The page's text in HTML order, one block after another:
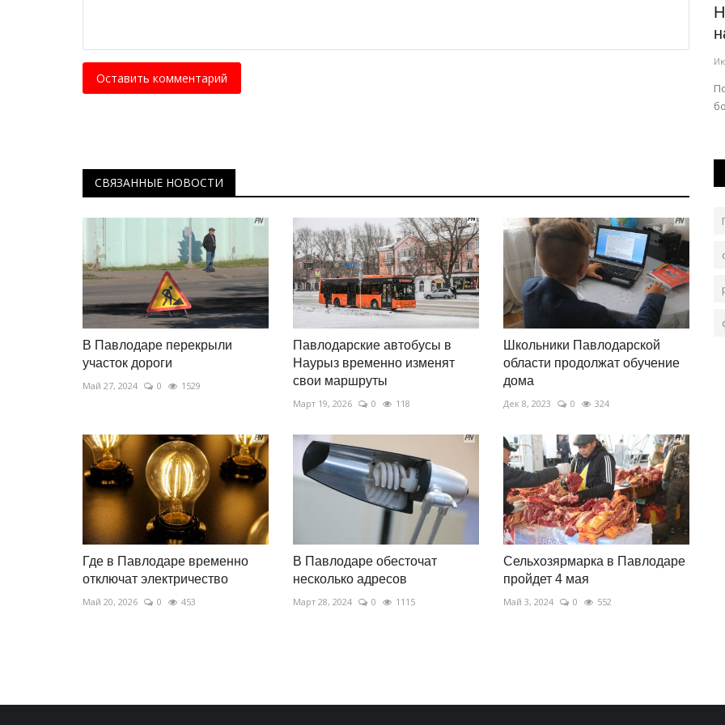
Оставить комментарий
СВЯЗАННЫЕ НОВОСТИ
В Павлодаре перекрыли
участок дороги
Май 27, 2024 0 1529
Павлодарские автобусы в
Наурыз временно изменят
свои маршруты
Март 19, 2026 0 118
Школьники Павлодарской
области продолжат обучение
дома
Дек 8, 2023 0 324
Где в Павлодаре временно
отключат электричество
Май 20, 2026 0 453
В Павлодаре обесточат
несколько адресов
Март 28, 2024 0 1115
Сельхозярмарка в Павлодаре
пройдет 4 мая
Май 3, 2024 0 552
Октябрь 1, 2024 0
В Курчатове решают общемировую проблему